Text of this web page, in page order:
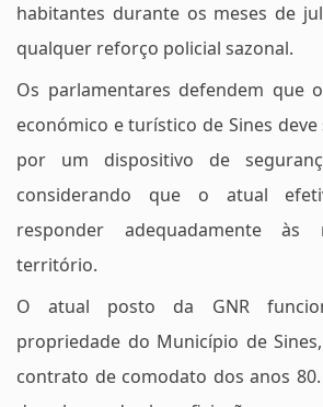
habitantes durante os meses de
qualquer reforço policial sazonal.
Os parlamentares defendem que
económico e turístico de Sines
por um dispositivo de
considerando que o atual
responder adequadamente às
território.
O atual posto da GNR
propriedade do Município de
contrato de comodato dos anos